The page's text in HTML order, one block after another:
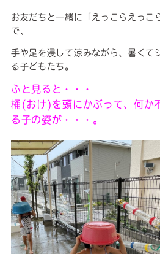
お友だちと一緒に「えっこらえっこ
で、
手や足を浸して涼みながら、暑くて
る子どもたち。
ふと見ると・・・
桶(おけ)を頭にかぶって、何か
る子の姿が・・・。